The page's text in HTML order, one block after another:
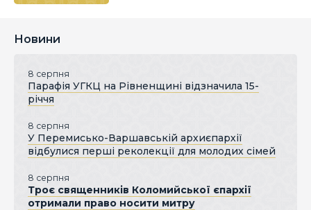
Новини
8 серпня
Парафія УГКЦ на Рівненщині відзначила 15-
річчя
8 серпня
У Перемисько-Варшавській архиєпархії
відбулися перші реколекції для молодих сімей
8 серпня
Троє священників Коломийської єпархії
отримали право носити митру